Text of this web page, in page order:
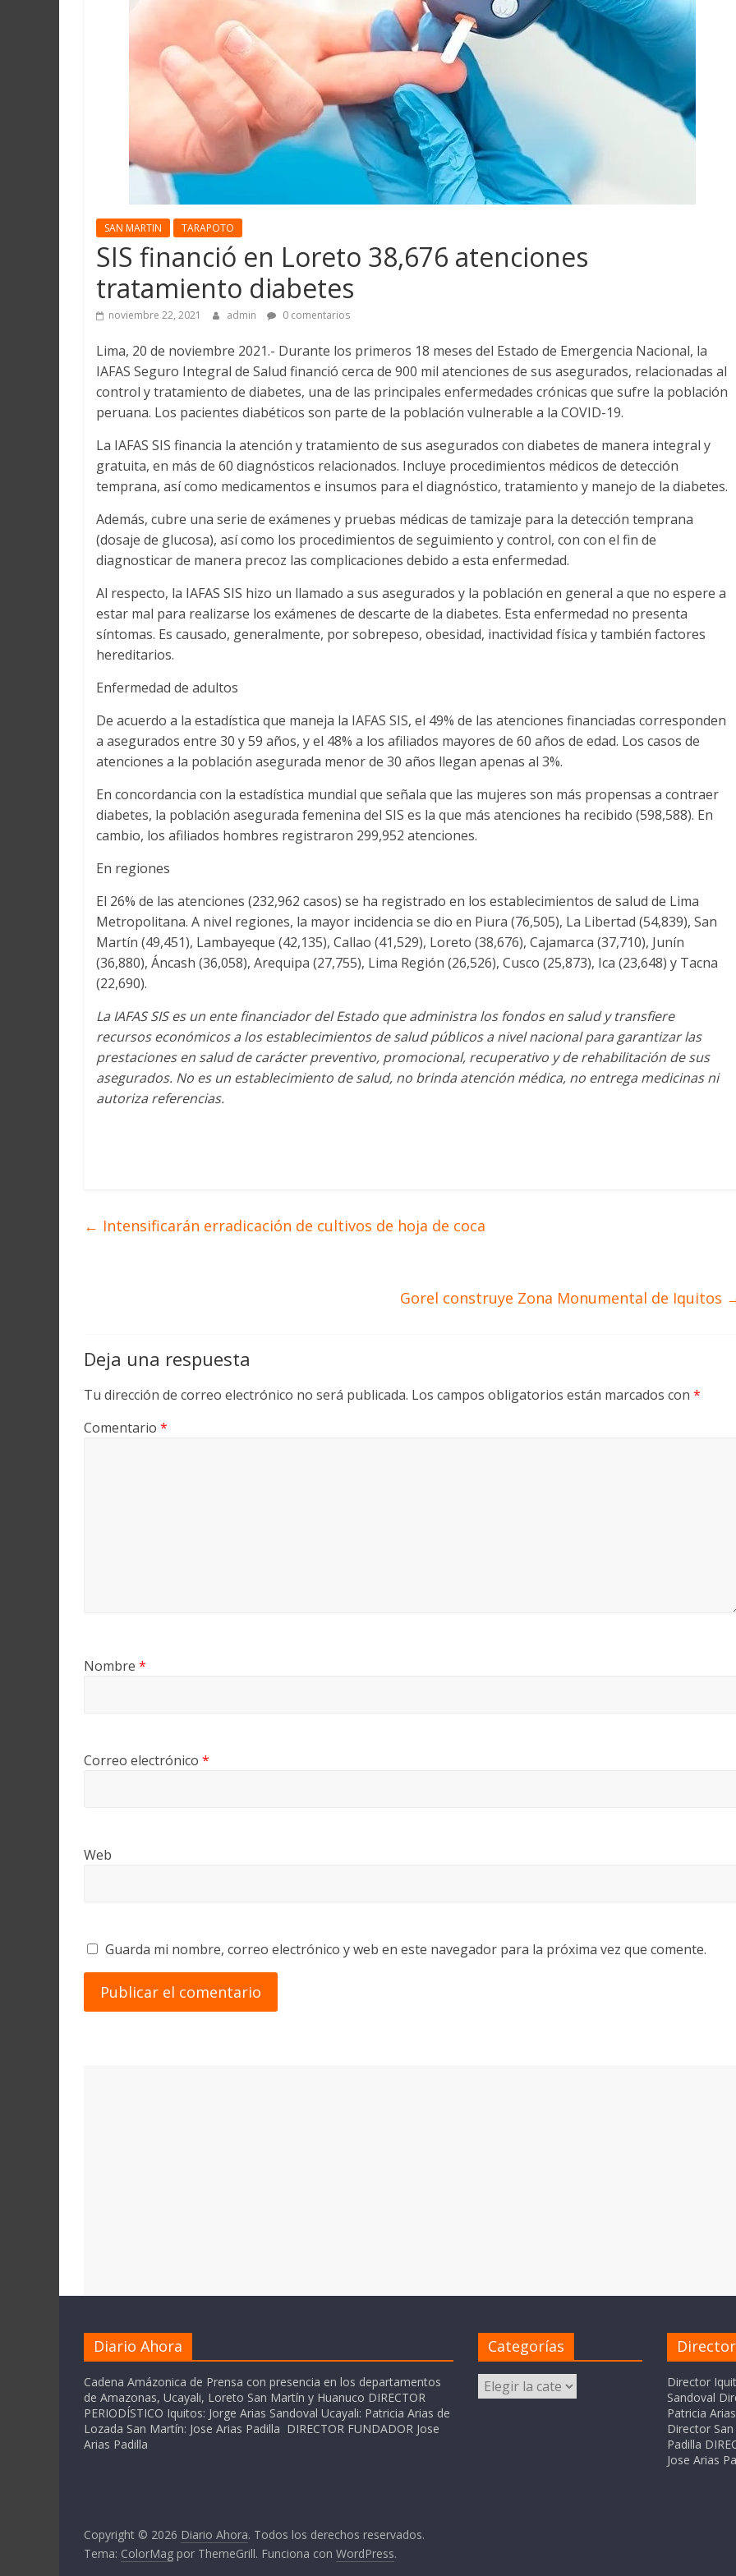
SAN MARTIN TARAPOTO
SIS financió en Loreto 38,676 atenciones
tratamiento diabetes
noviembre 22, 2021 admin 0 comentarios
Lima, 20 de noviembre 2021.- Durante los primeros 18 meses del Estado de Emergencia Nacional, la
IAFAS Seguro Integral de Salud financió cerca de 900 mil atenciones de sus asegurados, relacionadas al
control y tratamiento de diabetes, una de las principales enfermedades crónicas que sufre la población
peruana. Los pacientes diabéticos son parte de la población vulnerable a la COVID-19.
La IAFAS SIS financia la atención y tratamiento de sus asegurados con diabetes de manera integral y
gratuita, en más de 60 diagnósticos relacionados. Incluye procedimientos médicos de detección
temprana, así como medicamentos e insumos para el diagnóstico, tratamiento y manejo de la diabetes.
Además, cubre una serie de exámenes y pruebas médicas de tamizaje para la detección temprana
(dosaje de glucosa), así como los procedimientos de seguimiento y control, con con el fin de
diagnosticar de manera precoz las complicaciones debido a esta enfermedad.
Al respecto, la IAFAS SIS hizo un llamado a sus asegurados y la población en general a que no espere a
estar mal para realizarse los exámenes de descarte de la diabetes. Esta enfermedad no presenta
síntomas. Es causado, generalmente, por sobrepeso, obesidad, inactividad física y también factores
hereditarios.
Enfermedad de adultos
De acuerdo a la estadística que maneja la IAFAS SIS, el 49% de las atenciones financiadas corresponden
a asegurados entre 30 y 59 años, y el 48% a los afiliados mayores de 60 años de edad. Los casos de
atenciones a la población asegurada menor de 30 años llegan apenas al 3%.
En concordancia con la estadística mundial que señala que las mujeres son más propensas a contraer
diabetes, la población asegurada femenina del SIS es la que más atenciones ha recibido (598,588). En
cambio, los afiliados hombres registraron 299,952 atenciones.
En regiones
El 26% de las atenciones (232,962 casos) se ha registrado en los establecimientos de salud de Lima
Metropolitana. A nivel regiones, la mayor incidencia se dio en Piura (76,505), La Libertad (54,839), San
Martín (49,451), Lambayeque (42,135), Callao (41,529), Loreto (38,676), Cajamarca (37,710), Junín
(36,880), Áncash (36,058), Arequipa (27,755), Lima Región (26,526), Cusco (25,873), Ica (23,648) y Tacna
(22,690).
La IAFAS SIS es un ente financiador delEstado que administra los fondos en salud y transfiere
recursos económicos a los establecimientos de salud públicos a nivel nacional para garantizar las
prestaciones en salud de carácter preventivo, promocional, recuperativo y de rehabilitación de sus
asegurados. No es un establecimiento de salud, no brinda atención médica, no entrega medicinas ni
autoriza referencias.
← Intensificarán erradicación de cultivos de hoja de coca
Gorel construye Zona Monumental de Iquitos
Deja una respuesta
Tu dirección de correo electrónico no será publicada. Los campos obligatorios están marcados con *
Comentario *
Nombre *
Correo electrónico *
Web
Guarda mi nombre, correo electrónico y web en este navegador para la próxima vez que comente.
Diario Ahora
Cadena Amázonica de Prensa con presencia en los departamentos
de Amazonas, Ucayali, Loreto San Martín y Huanuco DIRECTOR
PERIODÍSTICO Iquitos: Jorge Arias Sandoval Ucayali: Patricia Arias de
Lozada San Martín: Jose Arias Padilla DIRECTOR FUNDADOR Jose
Arias Padilla
Categorías
Categorías
Director
Sandoval
Patricia
Director
Padilla
Jose Arias
Copyright © 2026 Diario Ahora. Todos los derechos reservados.
Tema: ColorMag por ThemeGrill. Funciona con WordPress.